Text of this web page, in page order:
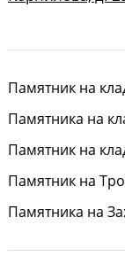
Памятник на
Памятника на
Памятник на
Памятник на
Памятника на